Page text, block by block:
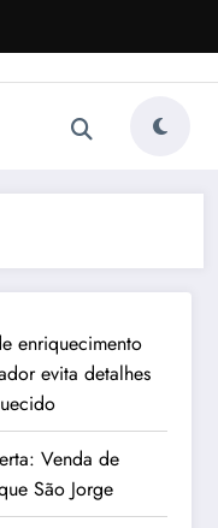
enriquecimento
evita detalhes
Venda de
São Jorge